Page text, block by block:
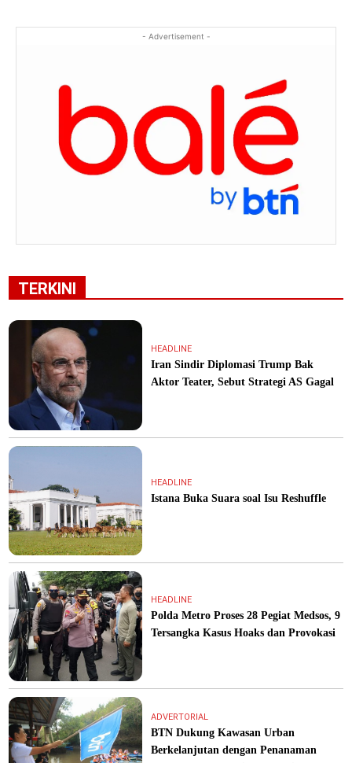
- Advertisement -
TERKINI
HEADLINE
Iran Sindir Diplomasi Trump Bak
Aktor Teater, Sebut Strategi AS Gagal
HEADLINE
Istana Buka Suara soal Isu Reshuffle
HEADLINE
Polda Metro Proses 28 Pegiat Medsos, 9
Tersangka Kasus Hoaks dan Provokasi
ADVERTORIAL
BTN Dukung Kawasan Urban
Berkelanjutan dengan Penanaman